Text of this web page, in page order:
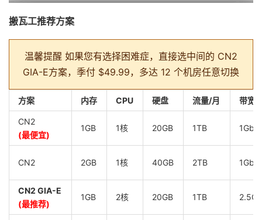
搬瓦工推荐方案
温馨提醒 如果您有选择困难症，直接选中间的 CN2
GIA-E方案，季付 $49.99，多达 12 个机房任意切换
方案 内存 CPU 硬盘 流量/月 带宽
CN2
(最便宜)
1GB 1核 20GB 1TB
CN2 2GB 1核 40GB 2TB
CN2 GIA-E
(最推荐)
1GB 2核 20GB 1TB